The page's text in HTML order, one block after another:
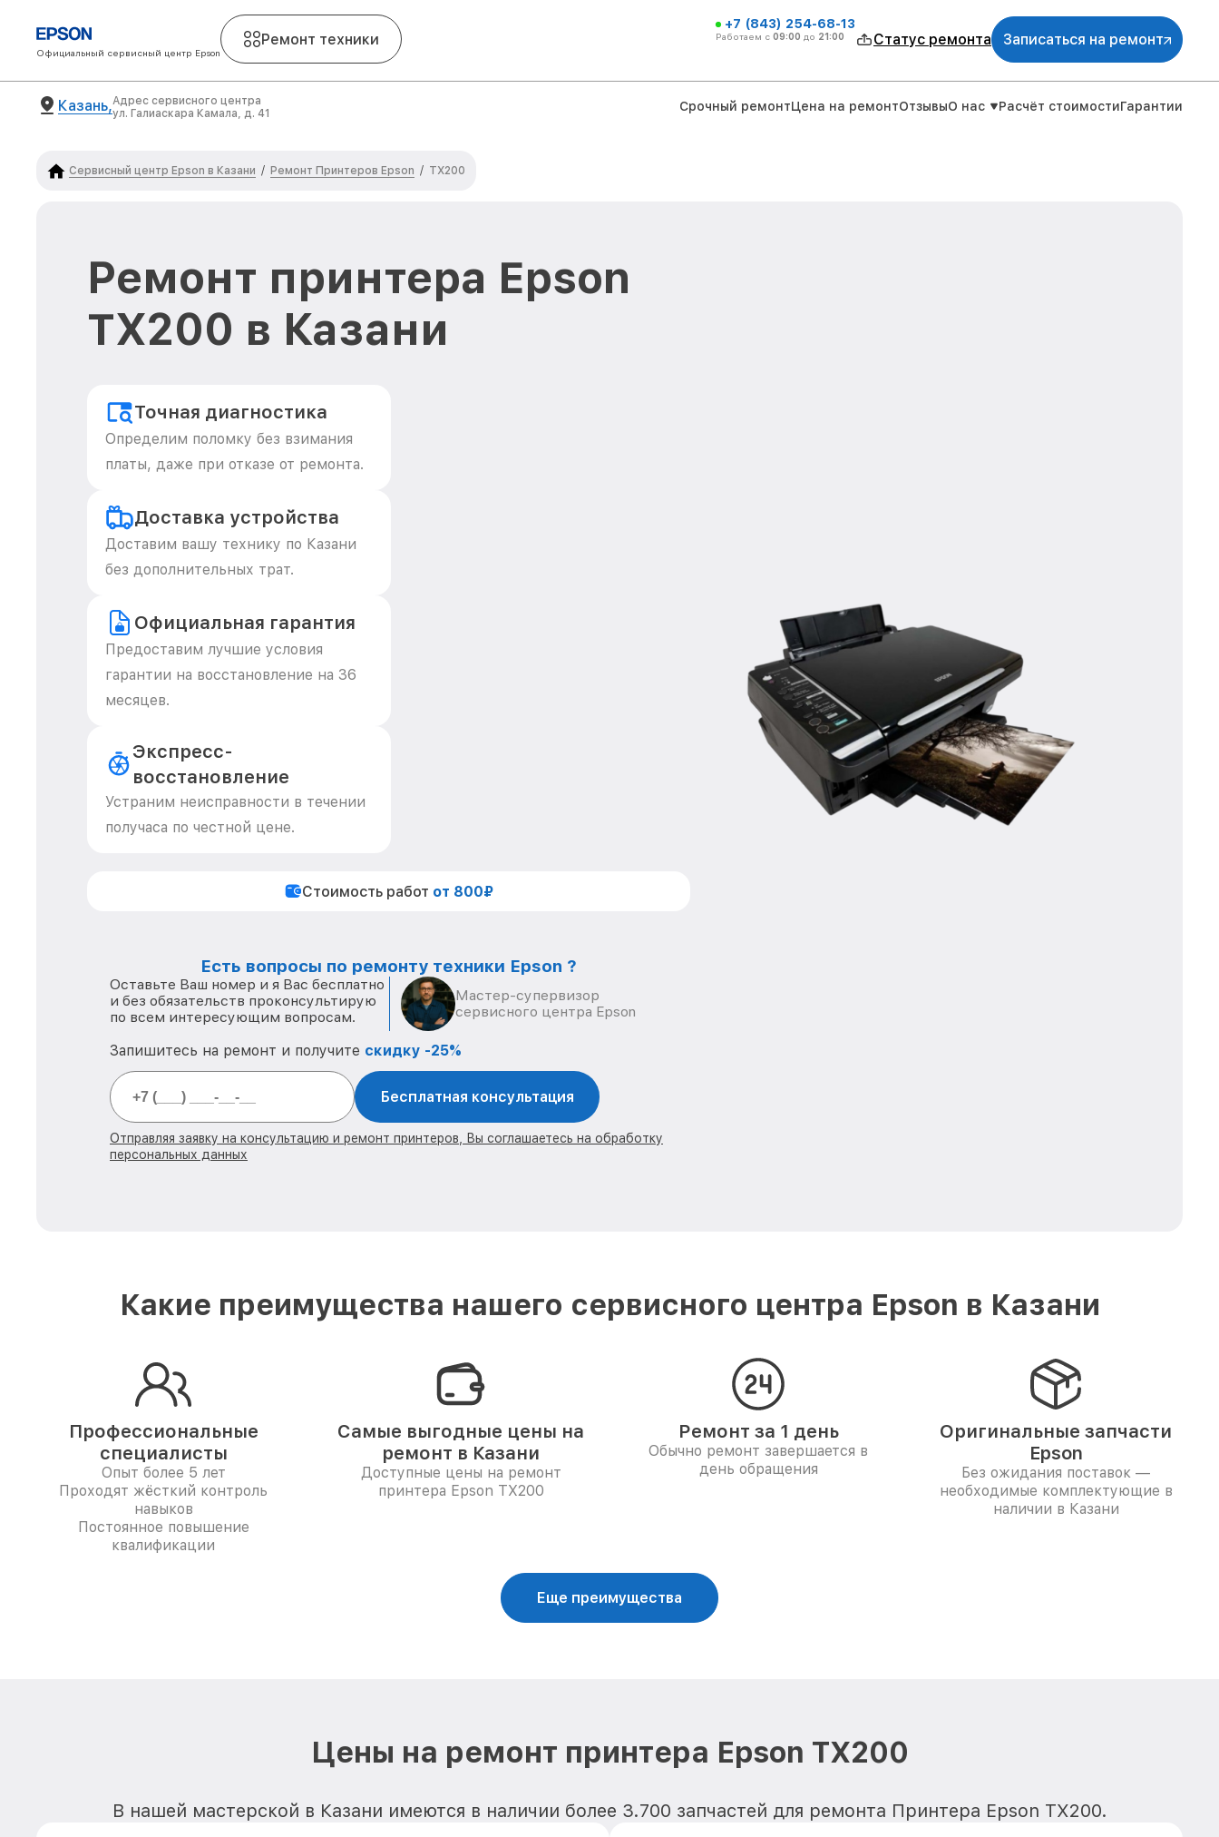
Официальный сервисный центр Epson
Ремонт техники
+7 (843) 254-68-13
Работаем с 09:00 до 21:00 Статус ремонта Записаться на ремонт
Казань,Адрес сервисного центра
ул. Галиаскара Камала, д. 41
Срочный ремонтЦена на ремонтОтзывыО нас Расчёт стоимостиГарантии
Сервисный центр Epson в Казани / Ремонт Принтеров Epson / TX200
Ремонт принтера Epson
TX200 в Казани
Точная диагностика
Определим поломку без взимания
платы, даже при отказе от ремонта.
Доставка устройства
Доставим вашу технику по Казани
без дополнительных трат.
Официальная гарантия
Предоставим лучшие условия
гарантии на восстановление на 36
месяцев.
Экспресс-
восстановление
Устраним неисправности в течении
получаса по честной цене.
Стоимость работ от 800₽
Есть вопросы по ремонту техники Epson ?
Оставьте Ваш номер и я Вас бесплатно
и без обязательств проконсультирую
по всем интересующим вопросам.
Мастер-супервизор
сервисного центра Epson
Запишитесь на ремонт и получите скидку -25%
Бесплатная консультация
Отправляя заявку на консультацию и ремонт принтеров, Вы соглашаетесь на обработку
персональных данных
Какие преимущества нашего сервисного центра Epson в Казани
Профессиональные
специалисты
Опыт более 5 лет
Проходят жёсткий контроль
навыков
Постоянное повышение
квалификации
Самые выгодные цены на
ремонт в Казани
Доступные цены на ремонт
принтера Epson TX200
Ремонт за 1 день
Обычно ремонт завершается в
день обращения
Оригинальные запчасти
Epson
Без ожидания поставок —
необходимые комплектующие в
наличии в Казани
Еще преимущества
Цены на ремонт принтера Epson TX200
В нашей мастерской в Казани имеются в наличии более 3.700 запчастей для ремонта Принтера Epson TX200.